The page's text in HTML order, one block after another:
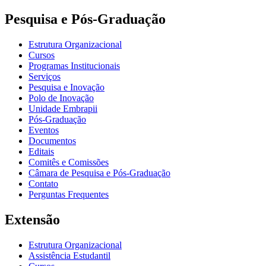
Pesquisa e Pós-Graduação
Estrutura Organizacional
Cursos
Programas Institucionais
Serviços
Pesquisa e Inovação
Polo de Inovação
Unidade Embrapii
Pós-Graduação
Eventos
Documentos
Editais
Comitês e Comissões
Câmara de Pesquisa e Pós-Graduação
Contato
Perguntas Frequentes
Extensão
Estrutura Organizacional
Assistência Estudantil